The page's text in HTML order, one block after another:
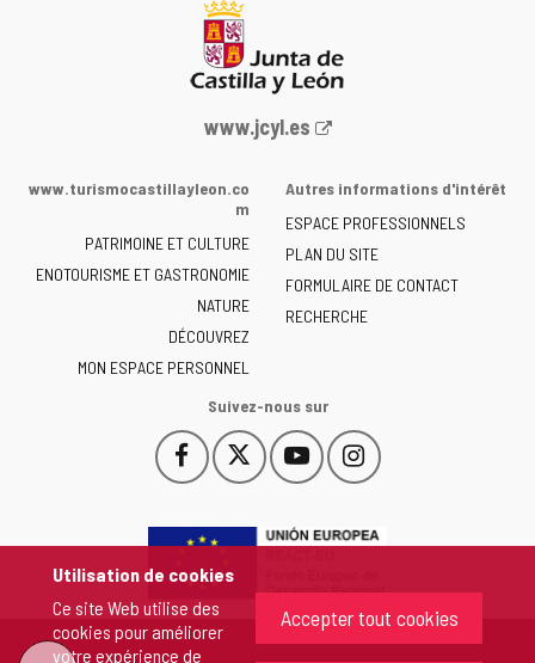
Utilisation de cookies
Ce site Web utilise des
cookies pour améliorer
votre expérience de
Accepter tout cookies
Portail
la
de
Castilla
y
León
-
www.jcyl.es
www.turismocastillayleon.co
m
PATRIMOINE ET CULTURE
ENOTOURISME ET GASTRONOMIE
NATURE
DÉCOUVREZ
MON ESPACE PERSONNEL
Autres informations d'intérêt
ESPACE PROFESSIONNELS
PLAN DU SITE
FORMULAIRE DE CONTACT
RECHERCHE
Suivez-nous sur
Facebook
Este
enlace
abrirá
una
ventana
nueva.
Este
enlace
abrirá
ventana
nueva.
YouTube
Este
enlace
abrirá
ventana
nueva.
Instagram
Este
enlace
abrirá
ventana
nueva.